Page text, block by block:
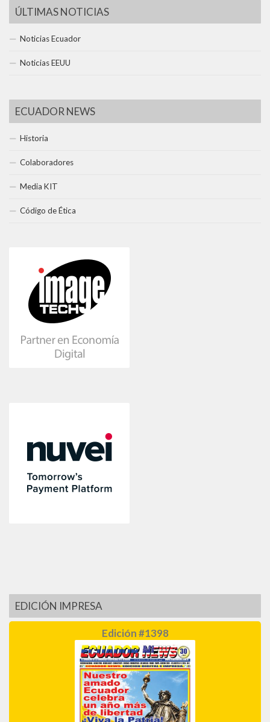
ÚLTIMAS NOTICIAS
Noticias Ecuador
Noticias EEUU
ECUADOR NEWS
Historia
Colaboradores
Media KIT
Código de Ética
EDICIÓN IMPRESA
Edición #1398